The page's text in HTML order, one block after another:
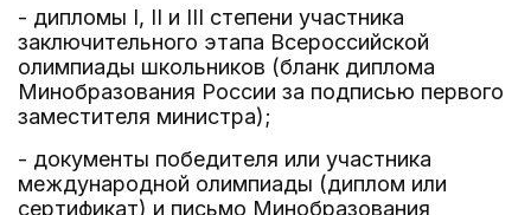
- дипломы I, II и III степени участника
заключительного этапа Всероссийской
олимпиады школьников (бланк диплома
Минобразования России за подписью первого
заместителя министра);
- документы победителя или участника
международной олимпиады (диплом или
сертификат) и письмо Минобразования